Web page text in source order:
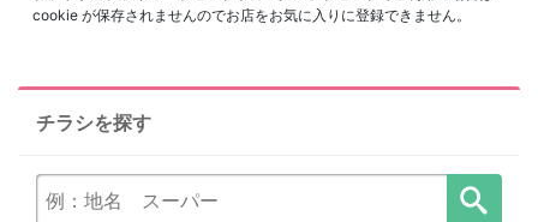
cookie が保存されませんのでお店をお気に入りに登録できません。
チラシを探す